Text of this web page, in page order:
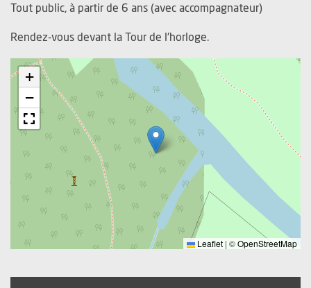
Tout public, à partir de 6 ans (avec accompagnateur)
Rendez-vous devant la Tour de l'horloge.
+
−
Leaflet | ©OpenStreetMap